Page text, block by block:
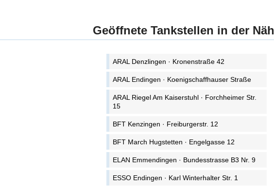
Geöffnete Tankstellen in der
ARAL Denzlingen · Kronenstraße 42
ARAL Endingen · Koenigschaffhauser Straße
ARAL Riegel Am Kaiserstuhl · Forchheimer Str.
15
BFT Kenzingen · Freiburgerstr. 12
BFT March Hugstetten · Engelgasse 12
ELAN Emmendingen · Bundesstrasse B3 Nr. 9
ESSO Endingen · Karl Winterhalter Str. 1